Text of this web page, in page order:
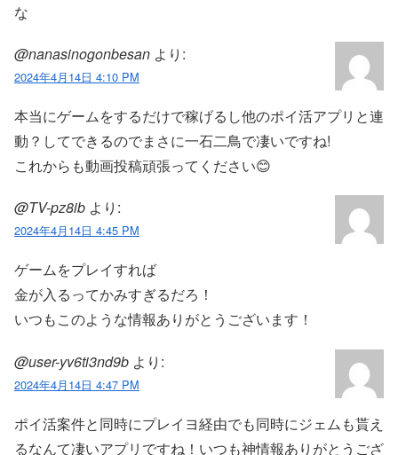
な
@nanasinogonbesan より:
2024年4月14日 4:10 PM
本当にゲームをするだけで稼げるし他のポイ活アプリと連
動？してできるのでまさに一石二鳥で凄いですね!
これからも動画投稿頑張ってください😊
@TV-pz8ib より:
2024年4月14日 4:45 PM
ゲームをプレイすれば
金が入るってかみすぎるだろ！
いつもこのような情報ありがとうございます！
@user-yv6ti3nd9b より:
2024年4月14日 4:47 PM
ポイ活案件と同時にプレイヨ経由でも同時にジェムも貰え
るなんて凄いアプリですね！いつも神情報ありがとうござ